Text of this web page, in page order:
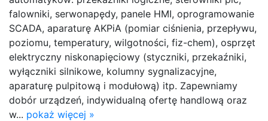
falowniki, serwonapędy, panele HMI, oprogramowanie
SCADA, aparaturę AKPiA (pomiar ciśnienia, przepływu,
poziomu, temperatury, wilgotności, fiz-chem), osprzęt
elektryczny niskonapięciowy (styczniki, przekaźniki,
wyłączniki silnikowe, kolumny sygnalizacyjne,
aparaturę pulpitową i modułową) itp. Zapewniamy
dobór urządzeń, indywidualną ofertę handlową oraz
w... pokaż więcej »